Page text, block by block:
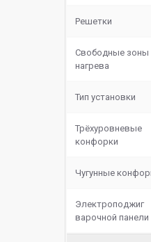
Решетки
Свободные зоны
нагрева
Тип установки
Трёхуровневые
конфорки
Чугунные
Электроподжиг
варочной панели